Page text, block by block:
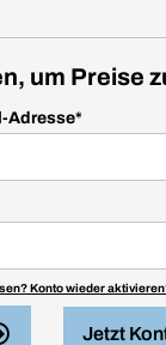
um Preise
Adresse*
Konto wieder
Jetzt